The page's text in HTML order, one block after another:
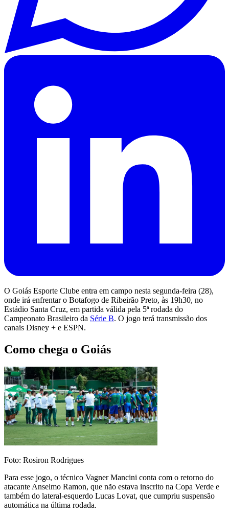
O Goiás Esporte Clube entra em campo nesta segunda-feira (28),
onde irá enfrentar o Botafogo de Ribeirão Preto, às 19h30, no
Estádio Santa Cruz, em partida válida pela 5ª rodada do
Campeonato Brasileiro da Série B. O jogo terá transmissão dos
canais Disney + e ESPN.
Como chega o Goiás
Foto: Rosiron Rodrigues
Para esse jogo, o técnico Vagner Mancini conta com o retorno do
atacante Anselmo Ramon, que não estava inscrito na Copa Verde e
também do lateral-esquerdo Lucas Lovat, que cumpriu suspensão
automática na última rodada.